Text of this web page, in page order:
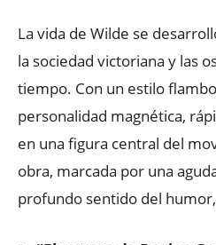
La vida de Wilde se
la sociedad victoriana y las
tiempo. Con un estilo
personalidad magnética,
en una figura central del
obra, marcada por una
profundo sentido del